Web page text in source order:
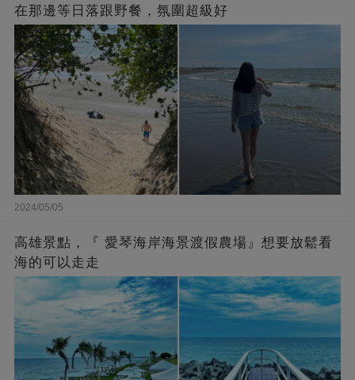
在那邊等日落跟野餐，氛圍超級好
2024/05/05
高雄景點，『 愛琴海岸海景渡假農場』想要放鬆看
海的可以走走